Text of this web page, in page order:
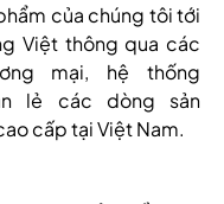
của chúng tôi tới
Việt thông qua các
mại, hệ thống
lẻ các dòng sản
cấp tại Việt Nam.